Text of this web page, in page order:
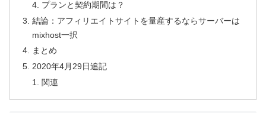
プランと契約期間は？
結論：アフィリエイトサイトを量産するならサーバーは
mixhost一択
まとめ
2020年4月29日追記
関連